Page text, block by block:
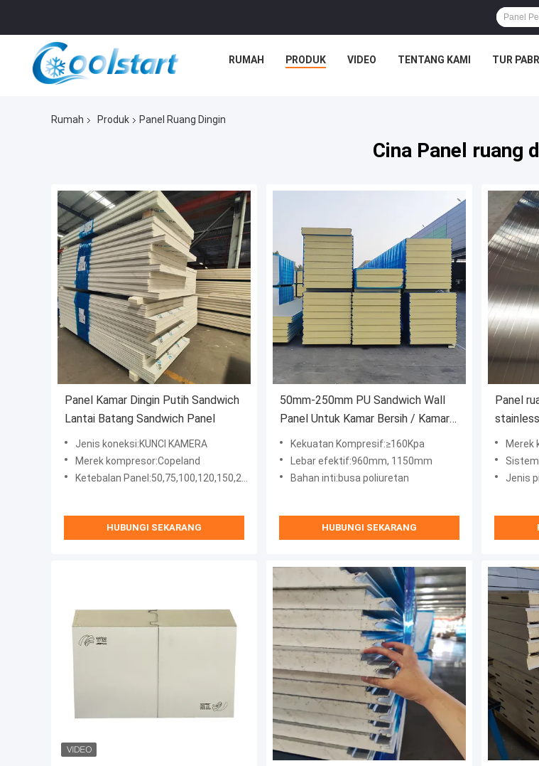
RUMAH PRODUK VIDEO TENTANG KAMI TUR
Rumah Produk Panel Ruang Dingin
Cina Panel ruang
Panel Kamar Dingin Putih Sandwich
Lantai Batang Sandwich Panel
Jenis koneksi:KUNCI KAMERA
Merek kompresor:Copeland
Ketebalan Panel:50,75,100,120,150,200mm
HUBUNGI SEKARANG
50mm-250mm PU Sandwich Wall
Panel Untuk Kamar Bersih / Kamar
Dingin
Kekuatan Kompresif:≥160Kpa
Lebar efektif:960mm, 1150mm
Bahan inti:busa poliuretan
HUBUNGI SEKARANG
Panel
Merek
Jenis